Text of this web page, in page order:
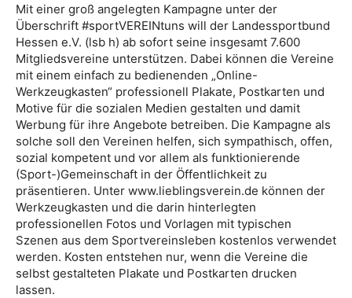
Mit einer groß angelegten Kampagne unter der
Überschrift #sportVEREINtuns will der Landessportbund
Hessen e.V. (lsb h) ab sofort seine insgesamt 7.600
Mitgliedsvereine unterstützen. Dabei können die Vereine
mit einem einfach zu bedienenden „Online-
Werkzeugkasten“ professionell Plakate, Postkarten und
Motive für die sozialen Medien gestalten und damit
Werbung für ihre Angebote betreiben. Die Kampagne als
solche soll den Vereinen helfen, sich sympathisch, offen,
sozial kompetent und vor allem als funktionierende
(Sport-)Gemeinschaft in der Öffentlichkeit zu
präsentieren. Unter www.lieblingsverein.de können der
Werkzeugkasten und die darin hinterlegten
professionellen Fotos und Vorlagen mit typischen
Szenen aus dem Sportvereinsleben kostenlos verwendet
werden. Kosten entstehen nur, wenn die Vereine die
selbst gestalteten Plakate und Postkarten drucken
lassen.